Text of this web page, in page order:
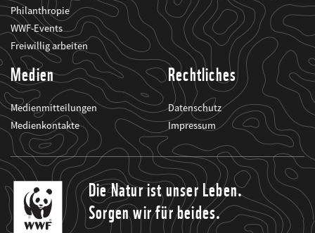
Philanthropie
WWF-Events
Freiwillig arbeiten
Medien
Medienmitteilungen
Medienkontakte
Rechtliches
Datenschutz
Impressum
Die Natur ist unser Leben.
Sorgen wir für beides.